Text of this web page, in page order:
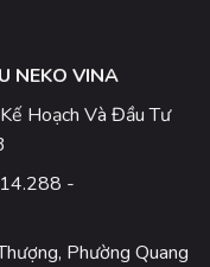
NEKO VINA
Hoạch Và Đầu Tư
-
Phường Quang